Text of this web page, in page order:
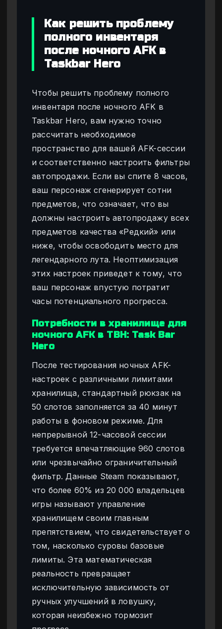
Как решить проблему
полного инвентаря
после ночного AFK в
Taskbar Hero
Чтобы решить проблему полного
инвентаря после ночного AFK в
Taskbar Hero, вам нужно точно
рассчитать необходимое
пространство для вашей AFK-сессии
и соответственно настроить фильтры
автопродажи. Если вы спите 8 часов,
ваш персонаж сгенерирует сотни
предметов, что означает, что вы
должны настроить автопродажу всех
предметов качества «Редкий» или
ниже, чтобы освободить место для
легендарного лута. Неоптимизация
этих настроек приведет к тому, что
ваш персонаж впустую потратит
часы потенциального прогресса.
Потребности в хранилище для
ночного AFK в TBH: Task Bar
Hero
После тестирования ночных AFK-
настроек с различными лимитами
хранилища, стандартный рюкзак на
50 слотов заполняется за 40 минут
работы в фоновом режиме. Для
непрерывной 12-часовой сессии
требуется впечатляющие 960 слотов
или чрезвычайно ограничительный
фильтр. Данные Steam показывают,
что более 60% из 20 000 владельцев
игры называют управление
хранилищем своим главным
препятствием, что свидетельствует о
том, насколько суровы базовые
лимиты. Эта математическая
реальность превращает
исключительную зависимость от
ручных улучшений в ловушку,
которая неизбежно тормозит